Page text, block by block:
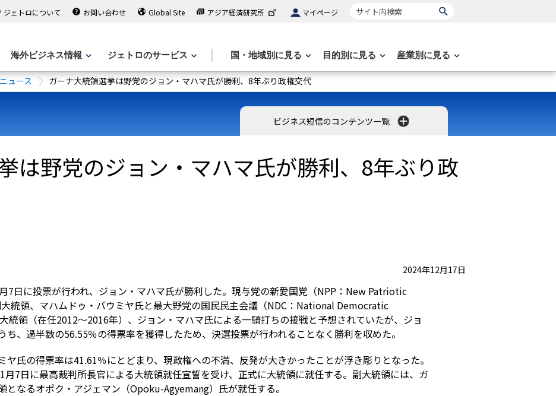
ジェトロについて お問い合わせ Global Site アジア経済研究所 マイページ サイト内検索
海外ビジネス情報 ジェトロのサービス 国・地域別に見る 目的別に見る 産業別に見る
ュース ガーナ大統領選挙は野党のジョン・マハマ氏が勝利、8年ぶり政権交代
ビジネス短信のコンテンツ一覧
は野党のジョン・マハマ氏が勝利、8年ぶり政
2024年12月17日
7日に投票が行われ、ジョン・マハマ氏が勝利した。現与党の新愛国党（NPP：New Patriotic
統領、マハムドゥ・バウミヤ氏と最大野党の国民民主会議（NDC：National Democratic
統領（在任2012～2016年）、ジョン・マハマ氏による一騎打ちの接戦と予想されていたが、ジョ
ち、過半数の56.55％の得票率を獲得したため、決選投票が行われることなく勝利を収めた。
ヤ氏の得票率は41.61％にとどまり、現政権への不満、反発が大きかったことが浮き彫りとなった。
月7日に最高裁判所長官による大統領就任宣誓を受け、正式に大統領に就任する。副大統領には、ガ
となるオポク・アジェマン（Opoku-Agyemang）氏が就任する。